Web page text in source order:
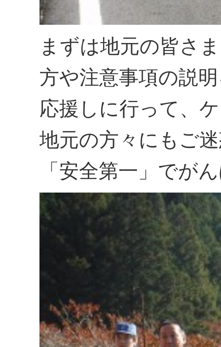
まずは地元の皆さ
方や注意事項の説
応援しに行って、
地元の方々にもご
「安全第一」でが